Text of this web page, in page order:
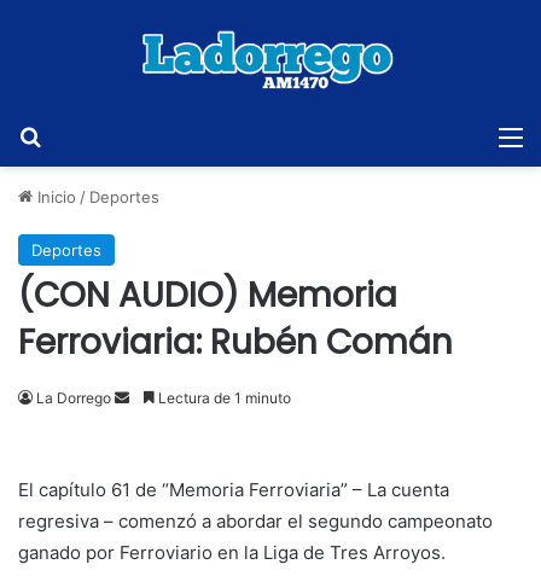
Inicio / Deportes
Deportes
(CON AUDIO) Memoria
Ferroviaria: Rubén Comán
La Dorrego
SendLectura de 1 minuto
El capítulo 61 de “Memoria Ferroviaria” – La cuenta
regresiva – comenzó a abordar el segundo campeonato
ganado por Ferroviario en la Liga de Tres Arroyos.